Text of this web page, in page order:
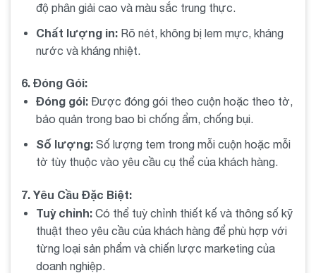
sạch sẽ và đẹp mắt.
Bảo quản trong điều kiện tốt
: Tránh ánh nắng trực
tiếp và nhiệt độ cao để không làm hỏng tem.
10. Tự làm tem trà sữa 50x30x30m tại nhà
Các bước cơ bản: Chuẩn bị nguyên liệu, thiết kế
Công cụ và nguyên liệu cần thiết: Máy in, giấy in,
Lợi ích và hạn chế: Tự làm tem giúp tiết kiệm chi phí
nhưng có thể không đạt được chất lượng như mong
muốn.
độ phân giải cao và màu sắc trung thực.
Chất lượng in:Rõ nét, không bị lem mực, kháng
nước và kháng nhiệt.
6. Đóng Gói:
Đóng gói:Được đóng gói theo cuộn hoặc theo tờ,
bảo quản trong bao bì chống ẩm, chống bụi.
Số lượng:Số lượng tem trong mỗi cuộn hoặc mỗi
tờ tùy thuộc vào yêu cầu cụ thể của khách hàng.
7. Yêu Cầu Đặc Biệt:
Tuỳ chỉnh:Có thể tuỳ chỉnh thiết kế và thông số kỹ
thuật theo yêu cầu của khách hàng để phù hợp với
từng loại sản phẩm và chiến lược marketing của
doanh nghiệp.